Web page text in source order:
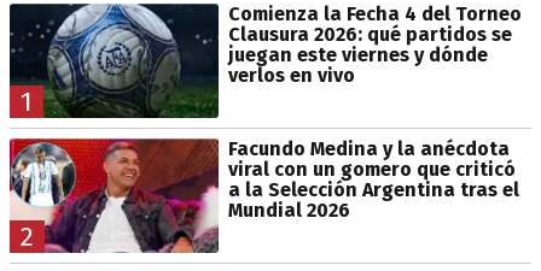
1
Comienza la Fecha 4 del Torneo
Clausura 2026: qué partidos se
juegan este viernes y dónde
verlos en vivo
2
Facundo Medina y la anécdota
viral con un gomero que criticó
a la Selección Argentina tras el
Mundial 2026